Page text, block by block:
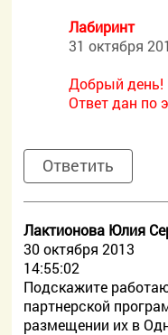
Лабиринт
31 октября
Добрый день!
Ответ дан по
Ответить
Лактионова Юлия
30 октября 2013
14:55:02
Подскажите
партнерской
размещении их в